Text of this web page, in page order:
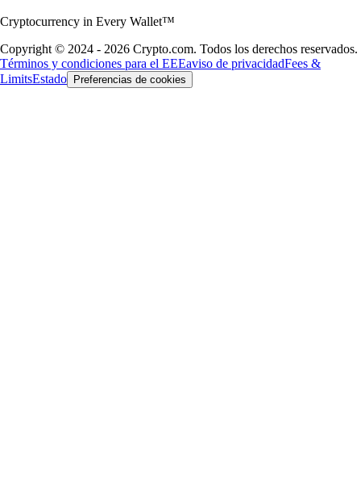
Cryptocurrency in Every Wallet™
Copyright © 2024 - 2026 Crypto.com. Todos los derechos reservados.
Términos y condiciones para el EEEaviso de privacidadFees &
LimitsEstado Preferencias de cookies